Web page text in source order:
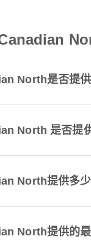
North是否提
North 是否提
North提供多少
North提供的